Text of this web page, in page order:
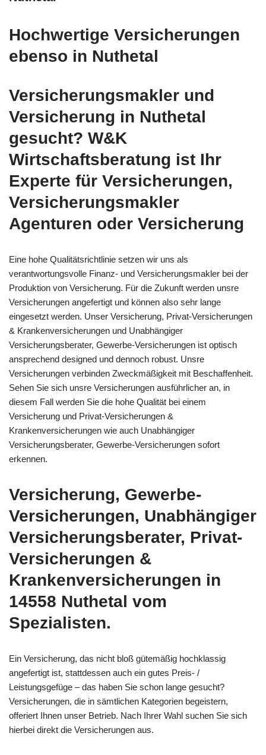
Hochwertige Versicherungen
ebenso in Nuthetal
Versicherungsmakler und
Versicherung in Nuthetal
gesucht? W&K
Wirtschaftsberatung ist Ihr
Experte für Versicherungen,
Versicherungsmakler
Agenturen oder Versicherung
Eine hohe Qualitätsrichtlinie setzen wir uns als
verantwortungsvolle Finanz- und Versicherungsmakler bei der
Produktion von Versicherung. Für die Zukunft werden unsre
Versicherungen angefertigt und können also sehr lange
eingesetzt werden. Unser Versicherung, Privat-Versicherungen
& Krankenversicherungen und Unabhängiger
Versicherungsberater, Gewerbe-Versicherungen ist optisch
ansprechend designed und dennoch robust. Unsre
Versicherungen verbinden Zweckmäßigkeit mit Beschaffenheit.
Sehen Sie sich unsre Versicherungen ausführlicher an, in
diesem Fall werden Sie die hohe Qualität bei einem
Versicherung und Privat-Versicherungen &
Krankenversicherungen wie auch Unabhängiger
Versicherungsberater, Gewerbe-Versicherungen sofort
erkennen.
Versicherung, Gewerbe-
Versicherungen, Unabhängiger
Versicherungsberater, Privat-
Versicherungen &
Krankenversicherungen in
14558 Nuthetal vom
Spezialisten.
Ein Versicherung, das nicht bloß gütemäßig hochklassig
angefertigt ist, stattdessen auch ein gutes Preis- /
Leistungsgefüge – das haben Sie schon lange gesucht?
Versicherungen, die in sämtlichen Kategorien begeistern,
offeriert Ihnen unser Betrieb. Nach Ihrer Wahl suchen Sie sich
hierbei direkt die Versicherungen aus.